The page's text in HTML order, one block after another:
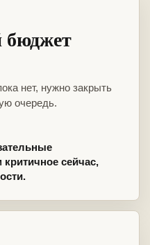
нет, нужно закрыть
очередь.
сейчас,